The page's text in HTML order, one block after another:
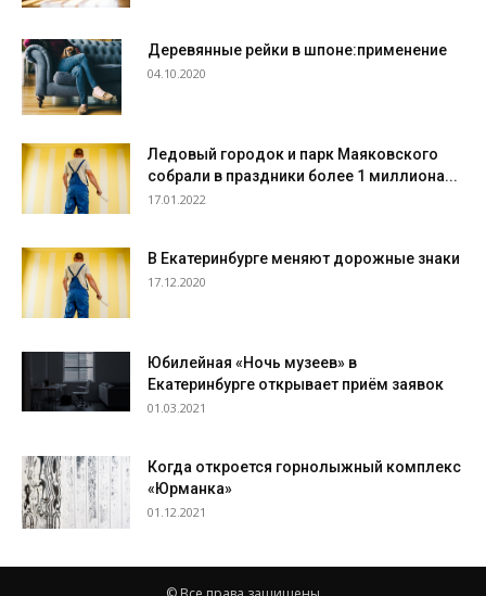
Деревянные рейки в шпоне:применение
04.10.2020
Ледовый городок и парк Маяковского
собрали в праздники более 1 миллиона...
17.01.2022
В Екатеринбурге меняют дорожные знаки
17.12.2020
Юбилейная «Ночь музеев» в
Екатеринбурге открывает приём заявок
01.03.2021
Когда откроется горнолыжный комплекс
«Юрманка»
01.12.2021